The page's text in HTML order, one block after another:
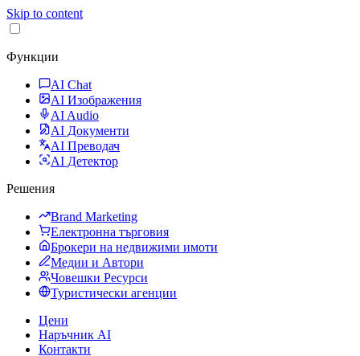
Skip to content
Функции
AI Chat
AI Изображения
AI Audio
AI Документи
AI Преводач
AI Детектор
Решения
Brand Marketing
Електронна търговия
Брокери на недвижими имоти
Медии и Автори
Човешки Ресурси
Туристически агенции
Цени
Наръчник AI
Контакти